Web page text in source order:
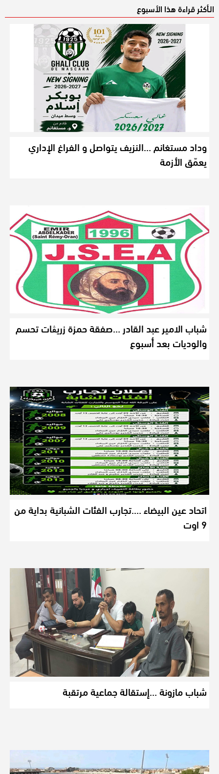
الـأكثر قراءة هذا الأسبوع
وداد مستغانم …النزيف يتواصل و الفراغ الإداري
يعمّق الأزمة
شباب الامير عبد القادر …صفقة حمزة زريڨات تحسم
والوديات بعد أسبوع
اتحاد عين البيضاء ….تجارب الفئات الشبانية بداية من
9 اوت
شباب مازونة …إستقالة جماعية مرتقبة